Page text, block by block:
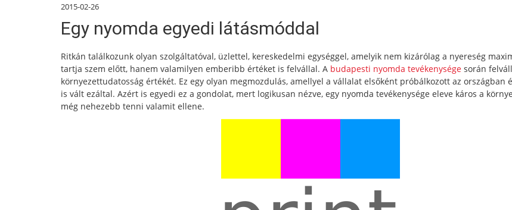
2015-02-26
Egy nyomda egyedi látásmóddal
Ritkán találkozunk olyan szolgáltatóval, üzlettel, kereskedelmi egységgel, amelyik nem kizárólag a nyereség
tartja szem előtt, hanem valamilyen emberibb értéket is felvállal. A budapesti nyomda tevékenysége során
környezettudatosság értékét. Ez egy olyan megmozdulás, amellyel a vállalat elsőként próbálkozott az országban
is vált ezáltal. Azért is egyedi ez a gondolat, mert logikusan nézve, egy nyomda tevékenysége eleve káros a
még nehezebb tenni valamit ellene.